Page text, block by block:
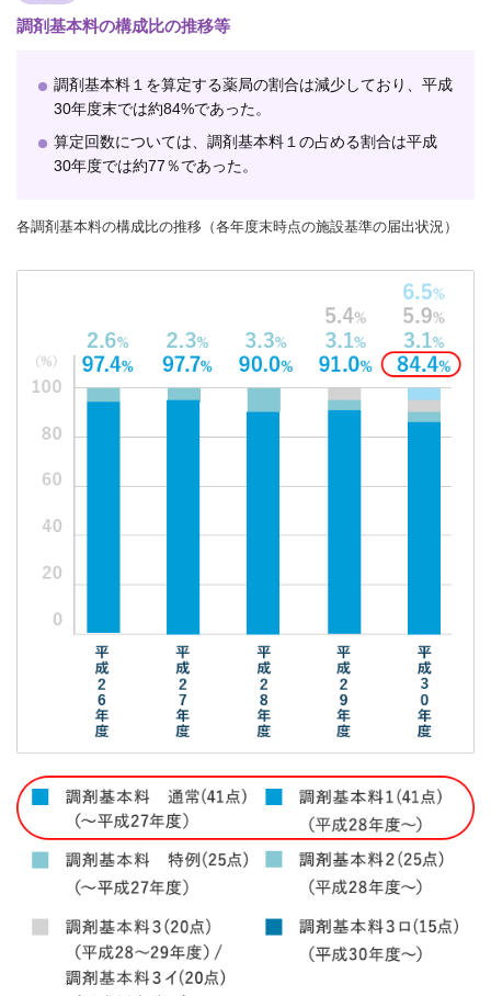
調剤基本料の構成比の推移等
調剤基本料１を算定する薬局の割合は減少しており、平成
30年度末では約84%であった。
算定回数については、調剤基本料１の占める割合は平成
30年度では約77％であった。
各調剤基本料の構成比の推移（各年度末時点の施設基準の届出状況）